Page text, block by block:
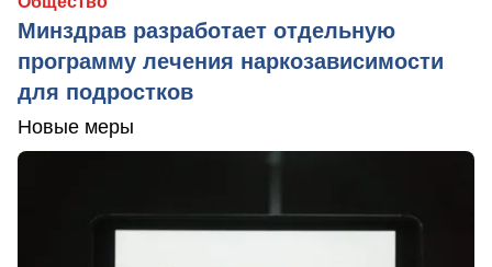
Минздрав разработает отдельную
программу лечения наркозависимости
для подростков
Новые меры